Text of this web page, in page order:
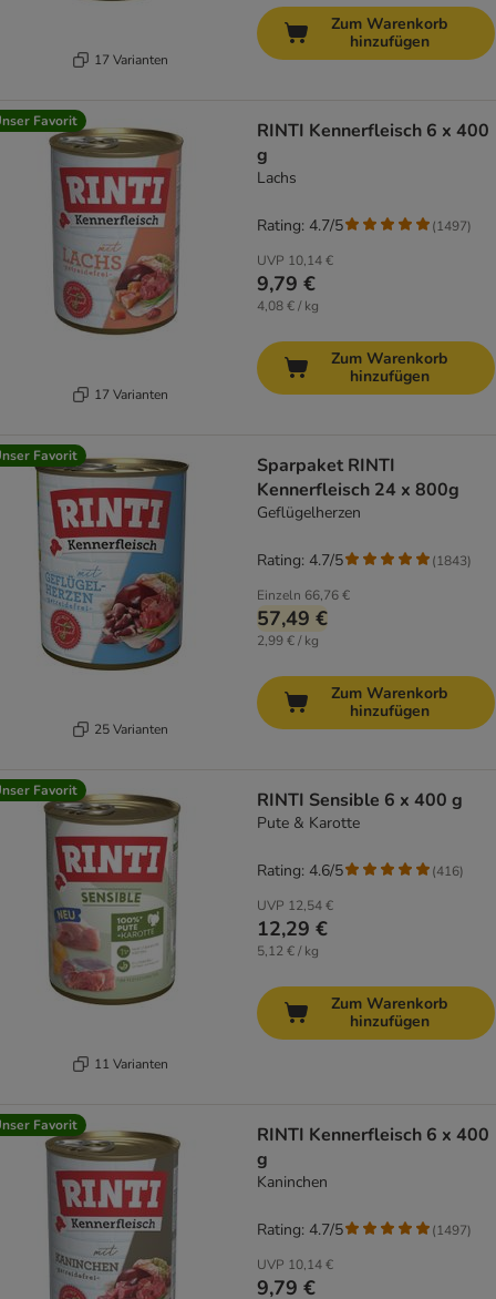
17 Varianten
Zum Warenkorb
hinzufügen
Favorit
17 Varianten
RINTI Kennerfleisch 6 x 400
g
Lachs
UVP 10,14 €
9,79 €
4,08 € / kg
Rating: 4.7/5 (1497)
Zum Warenkorb
hinzufügen
Favorit
25 Varianten
Sparpaket RINTI
Kennerfleisch 24 x 800g
Geflügelherzen
Einzeln 66,76 €
57,49 €
2,99 € / kg
Rating: 4.7/5 (1843)
Zum Warenkorb
hinzufügen
Favorit
11 Varianten
RINTI Sensible 6 x 400 g
Pute & Karotte
UVP 12,54 €
12,29 €
5,12 € / kg
Rating: 4.6/5 (416)
Zum Warenkorb
hinzufügen
Favorit
RINTI Kennerfleisch 6 x 400
g
Kaninchen
UVP 10,14 €
9,79 €
Rating: 4.7/5 (1497)